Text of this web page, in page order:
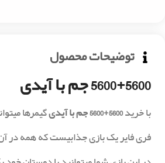
توضیحات محصول
5600+5600 جم با آیدی
با خرید5600+5600 جم با آیدی
گیمرها
فری فایر یک بازی جذابیست که همه در